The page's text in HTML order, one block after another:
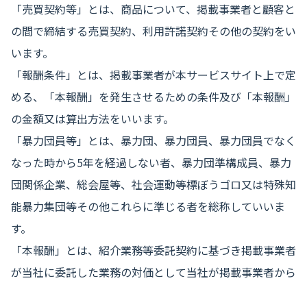
「売買契約等」とは、商品について、掲載事業者と顧客と
の間で締結する売買契約、利用許諾契約その他の契約をい
います。
「報酬条件」とは、掲載事業者が本サービスサイト上で定
める、「本報酬」を発生させるための条件及び「本報酬」
の金額又は算出方法をいいます。
「暴力団員等」とは、暴力団、暴力団員、暴力団員でなく
なった時から5年を経過しない者、暴力団準構成員、暴力
団関係企業、総会屋等、社会運動等標ぼうゴロ又は特殊知
能暴力集団等その他これらに準じる者を総称していいま
す。
「本報酬」とは、紹介業務等委託契約に基づき掲載事業者
が当社に委託した業務の対価として当社が掲載事業者から